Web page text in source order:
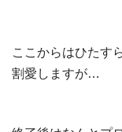
ここからはひたす
割愛しますが…